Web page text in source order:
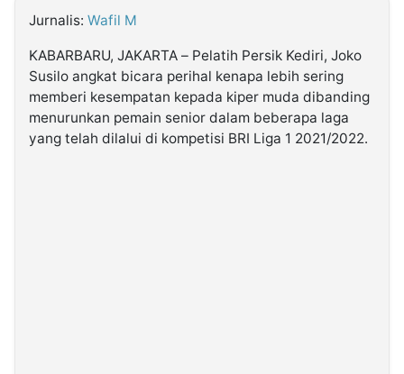
Kabarbaru.co
Jurnalis: Wafil M
KABARBARU, JAKARTA – Pelatih Persik Kediri, Joko
Susilo angkat bicara perihal kenapa lebih sering
memberi kesempatan kepada kiper muda dibanding
menurunkan pemain senior dalam beberapa laga
yang telah dilalui di kompetisi BRI Liga 1 2021/2022.